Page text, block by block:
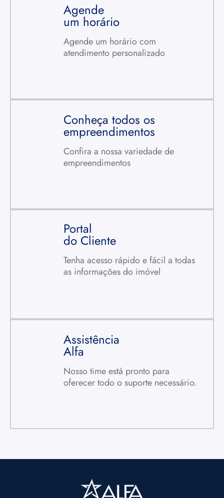
Agende
um horário
Agende um horário com
atendimento personalizado
Agende um horário
Conheça todos os
empreendimentos
Confira a nossa variedade de
empreendimentos
Conheça todos os empreendimentos
Portal
do Cliente
Tenha acesso rápido e fácil a todas
as informações do imóvel
Portal do Cliente
Assistência
Alfa
Nosso time está pronto para
oferecer todo o suporte necessário.
Assistência Alfa